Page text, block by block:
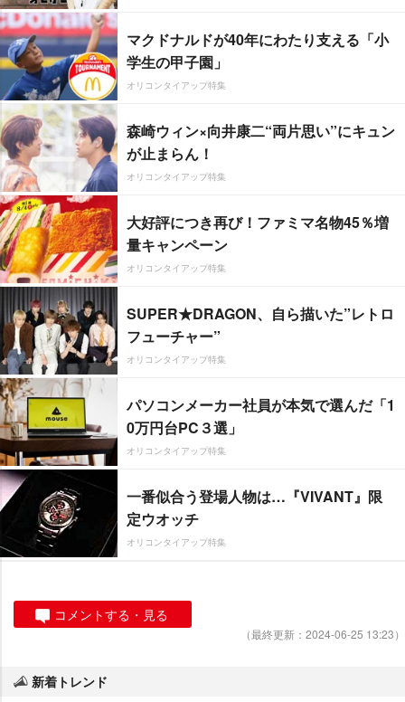
マクドナルドが40年にわたり支える「小
学生の甲子園」
オリコンタイアップ特集
森崎ウィン×向井康二“両片思い”にキュン
が止まらん！
オリコンタイアップ特集
大好評につき再び！ファミマ名物45％増
量キャンペーン
オリコンタイアップ特集
SUPER★DRAGON、自ら描いた”レトロ
フューチャー”
オリコンタイアップ特集
パソコンメーカー社員が本気で選んだ「1
0万円台PC３選」
オリコンタイアップ特集
一番似合う登場人物は…『VIVANT』限
定ウオッチ
オリコンタイアップ特集
コメントする・見る
（最終更新：2024-06-25 13:23）
新着トレンド